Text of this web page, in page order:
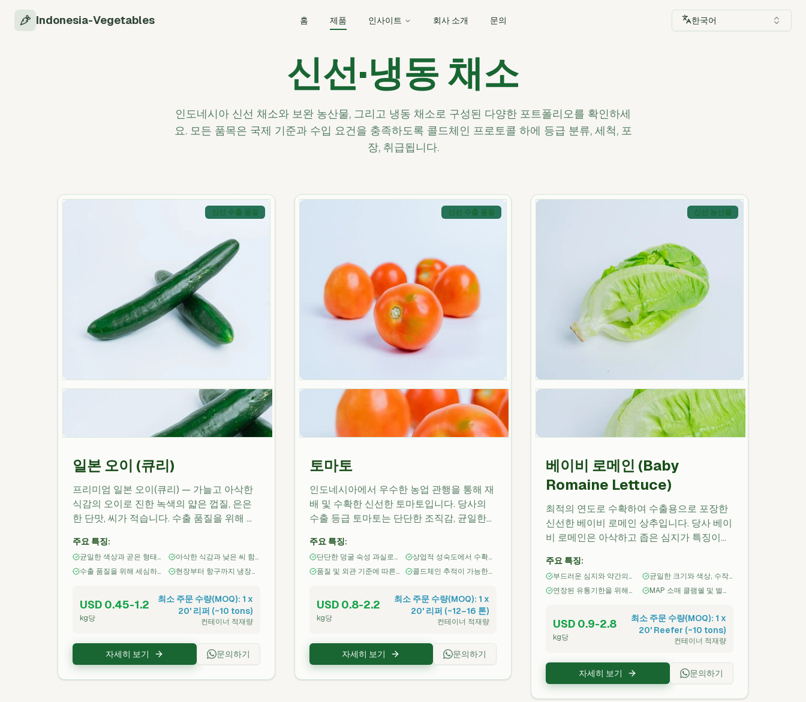
Indonesia-Vegetables 홈 제품 인사이트 회사 소개 문의 한국어
신선·냉동 채소
인도네시아 신선 채소와 보완 농산물, 그리고 냉동 채소로 구성된 다양한 포트폴리오를 확인하세
요. 모든 품목은 국제 기준과 수입 요건을 충족하도록 콜드체인 프로토콜 하에 등급 분류, 세척, 포
장, 취급됩니다.
신선 수출 품질
일본 오이 (큐리)
프리미엄 일본 오이(큐리) — 가늘고 아삭한
식감의 오이로 진한 녹색의 얇은 껍질, 은은
한 단맛, 씨가 적습니다. 수출 품질을 위해 재
속 냉장 체계로 포장 및 관리됩니다. 샐러드,
초밥, 절임, 신선 절단 가공에 이상적입니다.
주요 특징:
균일한 색상과 곧은 형태
의 얇은 진녹색 껍질
아삭한 식감과 낮은 씨 함
량의 은은하고 약간 단맛
수출 품질을 위해 세심하
현장부터 항구까지 냉장
USD 0.45-1.2
kg당
최소 주문 수량(MOQ): 1 x
20' 리퍼 (~10 tons)
컨테이너 적재량
자세히 보기 문의하기
신선 수출 품질
토마토
인도네시아에서 우수한 농업 관행을 통해 재
배 및 수확한 신선한 토마토입니다. 당사의
수출 등급 토마토는 단단한 조직감, 균일한
터 항구까지의 완전한 추적 가능성을 위해 선
별됩니다. 소매, 도매 및 식품 서비스 고객에
게 냉장 및 팔레타이즈 형태로 공급되며 신선
합니다.
주요 특징:
단단한 덩굴 숙성 과실로
균일한 색상 및 크기
상업적 성숙도에서 수확하
여 최적의 유통기한 확보
품질 및 외관 기준에 따른
콜드체인 추적이 가능한
USD 0.8-2.2
kg당
최소 주문 수량(MOQ): 1 x
20' 리퍼 (~12–16 톤)
컨테이너 적재량
자세히 보기 문의하기
신선 농산물
베이비 로메인 (Baby
Romaine Lettuce)
최적의 연도로 수확하여 수출용으로 포장한
신선한 베이비 로메인 상추입니다. 당사 베이
비 로메인은 아삭하고 좁은 심지가 특징이며
체인 관리를 통해 우수한 품질을 유지합니다.
신선 컷 가공업체, 슈퍼마켓, 푸드서비스 및
즉석 샐러드 제조업체에 적합합니다. 동자바
각 및 위생 절차 하에 취급됩니다.
주요 특징:
부드러운 심지와 약간의
단맛이 있는 온화한 풍미
균일한 크기와 색상, 수작
업 수확 및 다듬기
연장된 유통기한을 위해
MAP 소매 클램쉘 및 벌크
USD 0.9-2.8
kg당
최소 주문 수량(MOQ): 1 x
20' Reefer (~10 tons)
컨테이너 적재량
자세히 보기 문의하기